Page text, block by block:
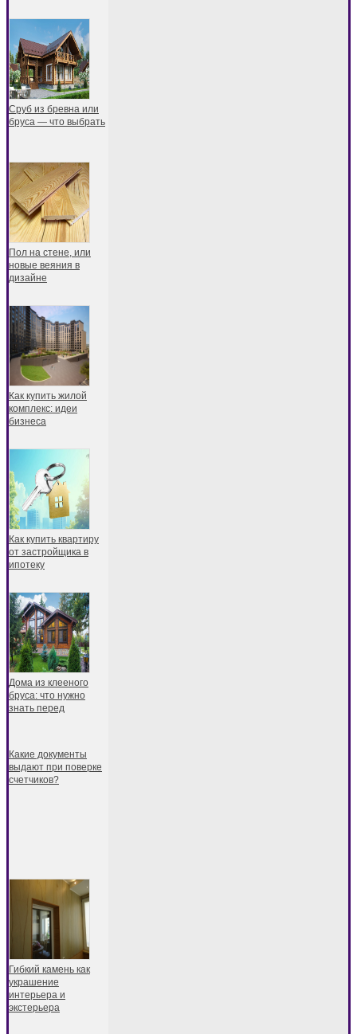
Сруб из бревна или
бруса — что выбрать
Пол на стене, или
новые веяния в
дизайне
Как купить жилой
комплекс: идеи
бизнеса
Как купить квартиру
от застройщика в
ипотеку
Дома из клееного
бруса: что нужно
знать перед
Какие документы
выдают при поверке
счетчиков?
Гибкий камень как
украшение
интерьера и
экстерьера